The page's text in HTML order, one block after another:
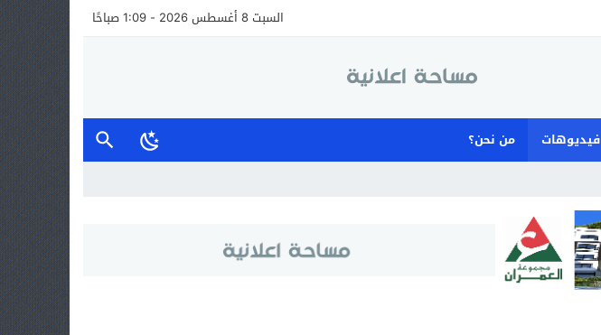
السبت 8 أغسطس 2026 - 1:09 صباحًا
فيديوهات
من نحن؟